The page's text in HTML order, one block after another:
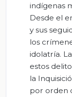
indígenas
Desde el
y sus
los
idolatría.
estos
la
por orden